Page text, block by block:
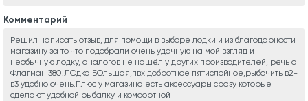
Комментарий
Решил написать отзыв, для помощи в выборе лодки и из благодарности
магазину за то что подобрали очень удачную на мой взгляд и
необычную лодку, аналогов не нашёл у других производителей, речь о
Флагман 380.ЛОдка БОльшая,пвх добротное пятислойное,рыбачить в2-
в3 удобно очень.Плюс у магазина есть аксессуары сразу которые
сделают удобной рыбалку и комфортной